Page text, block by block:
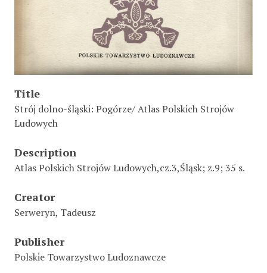
Title
Strój dolno-śląski: Pogórze/ Atlas Polskich Strojów
Ludowych
Description
Atlas Polskich Strojów Ludowych,cz.3,Śląsk; z.9; 35 s.
Creator
Serweryn, Tadeusz
Publisher
Polskie Towarzystwo Ludoznawcze